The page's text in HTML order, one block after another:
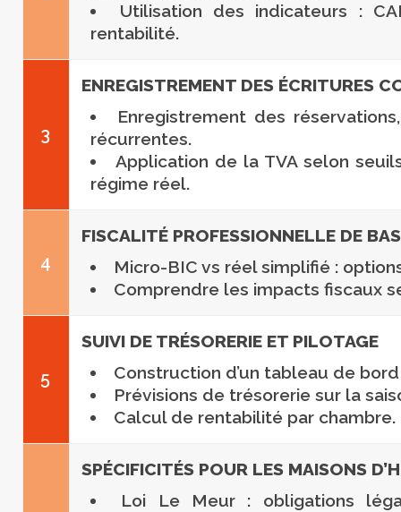
Utilisation des indicateurs :
rentabilité.
3
ENREGISTREMENT DES ÉCRITURES
Enregistrement des
récurrentes.
Application de la TVA selon
régime réel.
4
FISCALITÉ PROFESSIONNELLE DE
Micro-BIC vs réel simplifié :
Comprendre les impacts fiscaux
5
SUIVI DE TRÉSORERIE ET PILOTAGE
Construction d’un tableau de
Prévisions de trésorerie sur la
Calcul de rentabilité par chambre.
SPÉCIFICITÉS POUR LES MAISONS
Loi Le Meur : obligations